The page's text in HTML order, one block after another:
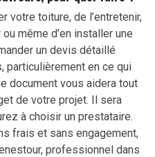
votre toiture, de l’entretenir,
même d’en installer une
un devis détaillé
particulièrement en ce qui
document vous aidera tout
de votre projet. Il sera
à choisir un prestataire.
frais et sans engagement,
professionnel dans